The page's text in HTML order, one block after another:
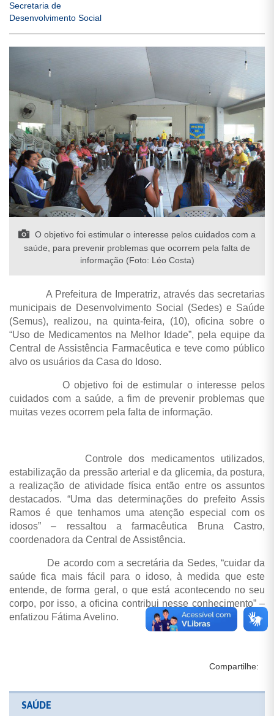
Secretaria de
Desenvolvimento Social
O objetivo foi estimular o interesse pelos cuidados com a
saúde, para prevenir problemas que ocorrem pela falta de
informação (Foto: Léo Costa)
A Prefeitura de Imperatriz, através das secretarias
municipais de Desenvolvimento Social (Sedes) e Saúde
(Semus), realizou, na quinta-feira, (10), oficina sobre o
“Uso de Medicamentos na Melhor Idade”, pela equipe da
Central de Assistência Farmacêutica e teve como público
alvo os usuários da Casa do Idoso.
O objetivo foi de estimular o interesse pelos
cuidados com a saúde, a fim de prevenir problemas que
muitas vezes ocorrem pela falta de informação.
Controle dos medicamentos utilizados,
estabilização da pressão arterial e da glicemia, da postura,
a realização de atividade física então entre os assuntos
destacados. “Uma das determinações do prefeito Assis
Ramos é que tenhamos uma atenção especial com os
idosos” – ressaltou a farmacêutica Bruna Castro,
coordenadora da Central de Assistência.
De acordo com a secretária da Sedes, “cuidar da
saúde fica mais fácil para o idoso, à medida que este
entende, de forma geral, o que está acontecendo no seu
corpo, por isso, a oficina contribui nesse conhecimento” –
enfatizou Fátima Avelino.
Compartilhe:
SAÚDE